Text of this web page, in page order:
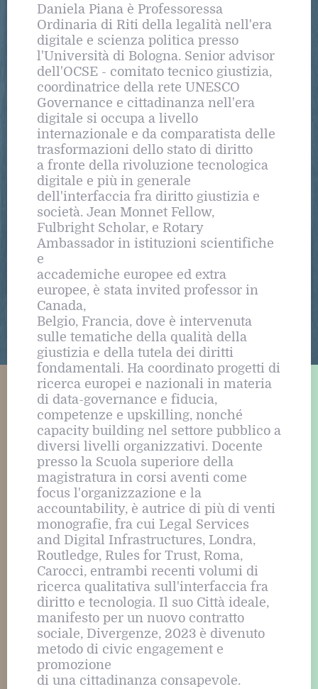
Daniela Piana è Professoressa
Ordinaria di Riti della legalità nell'era
digitale e scienza politica presso
l'Università di Bologna. Senior advisor
dell'OCSE - comitato tecnico giustizia,
coordinatrice della rete UNESCO
Governance e cittadinanza nell'era
digitale si occupa a livello
internazionale e da comparatista delle
trasformazioni dello stato di diritto
a fronte della rivoluzione tecnologica
digitale e più in generale
dell'interfaccia fra diritto giustizia e
società. Jean Monnet Fellow,
Fulbright Scholar, e Rotary
Ambassador in istituzioni scientifiche
e
accademiche europee ed extra
europee, è stata invited professor in
Canada,
Belgio, Francia, dove è intervenuta
sulle tematiche della qualità della
giustizia e della tutela dei diritti
fondamentali. Ha coordinato progetti di
ricerca europei e nazionali in materia
di data-governance e fiducia,
competenze e upskilling, nonché
capacity building nel settore pubblico a
diversi livelli organizzativi. Docente
presso la Scuola superiore della
magistratura in corsi aventi come
focus l'organizzazione e la
accountability, è autrice di più di venti
monografie, fra cui Legal Services
and Digital Infrastructures, Londra,
Routledge, Rules for Trust, Roma,
Carocci, entrambi recenti volumi di
ricerca qualitativa sull'interfaccia fra
diritto e tecnologia. Il suo Città ideale,
manifesto per un nuovo contratto
sociale, Divergenze, 2023 è divenuto
metodo di civic engagement e
promozione
di una cittadinanza consapevole.